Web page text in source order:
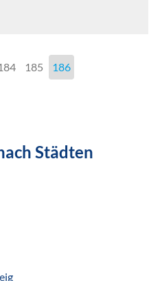
185 186
Städten